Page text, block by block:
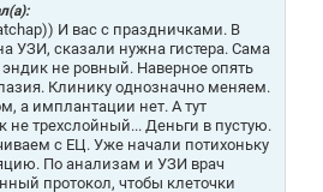
И вас с праздничками. В
УЗИ, сказали нужна гистера. Сама
не ровный. Наверное опять
Клинику однозначно меняем.
а имплантации нет. А тут
не трехслойный... Деньги в пустую.
с ЕЦ. Уже начали потихоньку
По анализам и УЗИ врач
протокол, чтобы клеточки